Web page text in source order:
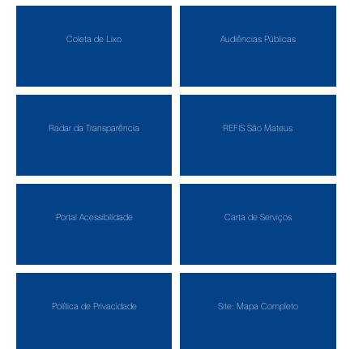
Coleta de Lixo Audiências Públicas
Radar da Transparência REFIS São Mateus
Portal Acessibilidade Carta de Serviços
Política de Privacidade Site: Mapa Completo